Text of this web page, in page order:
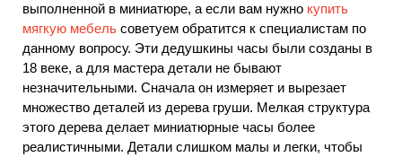
выполненной в миниатюре, а если вам нужно купить
мягкую мебель советуем обратится к специалистам по
данному вопросу. Эти дедушкины часы были созданы в
18 веке, а для мастера детали не бывают
незначительными. Сначала он измеряет и вырезает
множество деталей из дерева груши. Мелкая структура
этого дерева делает миниатюрные часы более
реалистичными. Детали слишком малы и легки, чтобы